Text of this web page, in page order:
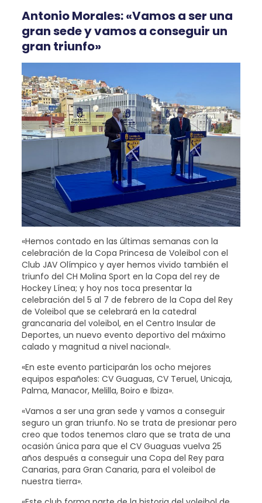
Antonio Morales: «Vamos a ser una
gran sede y vamos a conseguir un
gran triunfo»
«Hemos contado en las últimas semanas con la
celebración de la Copa Princesa de Voleibol con el
Club JAV Olímpico y ayer hemos vivido también el
triunfo del CH Molina Sport en la Copa del rey de
Hockey Línea; y hoy nos toca presentar la
celebración del 5 al 7 de febrero de la Copa del Rey
de Voleibol que se celebrará en la catedral
grancanaria del voleibol, en el Centro Insular de
Deportes, un nuevo evento deportivo del máximo
calado y magnitud a nivel nacional».
«En este evento participarán los ocho mejores
equipos españoles: CV Guaguas, CV Teruel, Unicaja,
Palma, Manacor, Melilla, Boiro e Ibiza».
«Vamos a ser una gran sede y vamos a conseguir
seguro un gran triunfo. No se trata de presionar pero
creo que todos tenemos claro que se trata de una
ocasión única para que el CV Guaguas vuelva 25
años después a conseguir una Copa del Rey para
Canarias, para Gran Canaria, para el voleibol de
nuestra tierra».